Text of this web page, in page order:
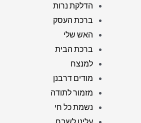
הדלקת נרות
ברכת העסק
האש שלי
ברכת הבית
למנצח
מודים דרבנן
מזמור לתודה
נשמת כל חי